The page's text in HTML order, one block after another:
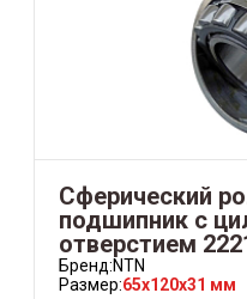
Сферический
подшипник с
отверстием
Бренд:NTN
Размер:65x120x31 мм